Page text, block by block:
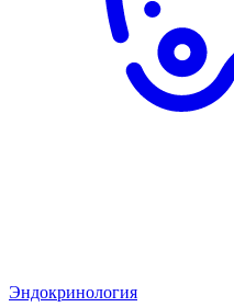
Эндокринология